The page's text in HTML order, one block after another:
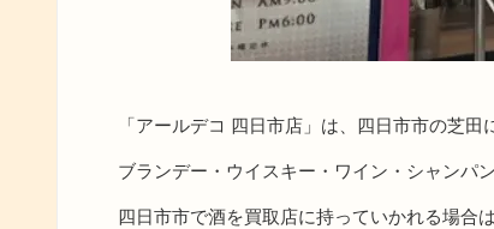
「アールデコ 四日市店」は、四日市市の芝田
ブランデー・ウイスキー・ワイン・シャンパ
四日市市で酒を買取店に持っていかれる場合